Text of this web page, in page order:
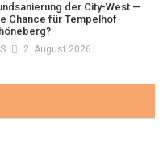
der City-West —
Chance für Tempelhof-
2. August 2026